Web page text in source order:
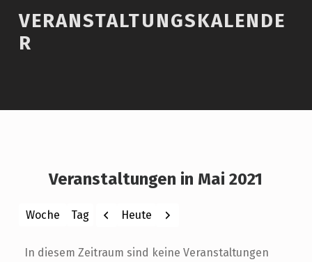
VERANSTALTUNGSKALENDE
R
Veranstaltungen in Mai 2021
Woche Tag
Monat
Jahr
Zurück
Heute Weiter
In diesem Zeitraum sind keine Veranstaltungen